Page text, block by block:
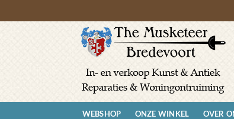
naar
WEBSHOP ONZE WINKEL OVER